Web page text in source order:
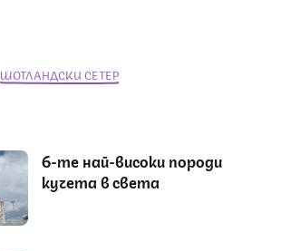
ШОТЛАНДСКИ СЕТЕР
6-те най-високи породи
кучета в света